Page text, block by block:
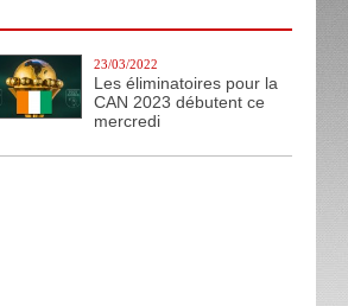
23/03/2022
Les éliminatoires pour la
CAN 2023 débutent ce
mercredi